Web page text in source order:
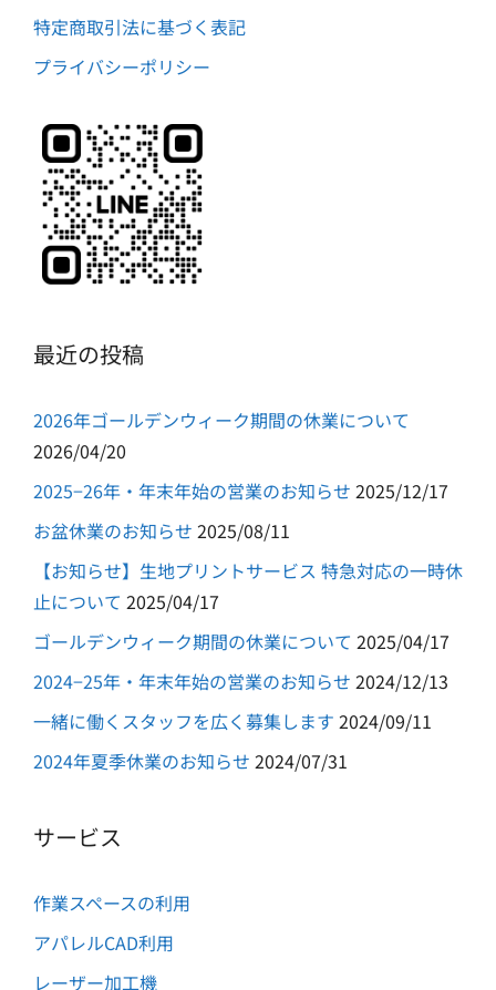
特定商取引法に基づく表記
プライバシーポリシー
最近の投稿
2026年ゴールデンウィーク期間の休業について
2026/04/20
2025−26年・年末年始の営業のお知らせ 2025/12/17
お盆休業のお知らせ 2025/08/11
【お知らせ】生地プリントサービス 特急対応の一時休
止について 2025/04/17
ゴールデンウィーク期間の休業について 2025/04/17
2024−25年・年末年始の営業のお知らせ 2024/12/13
一緒に働くスタッフを広く募集します 2024/09/11
2024年夏季休業のお知らせ 2024/07/31
サービス
作業スペースの利用
アパレルCAD利用
レーザー加工機